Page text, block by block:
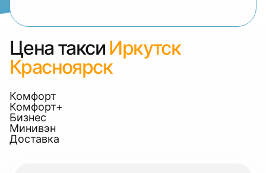
Цена такси Иркутск
Красноярск
Комфорт
Комфорт+
Бизнес
Минивэн
Доставка